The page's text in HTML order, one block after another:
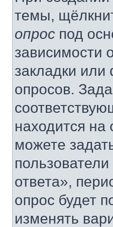
темы,
опрос под
зависимости
закладки
опросов.
находится на
можете
ответа»,
опрос будет
изменять